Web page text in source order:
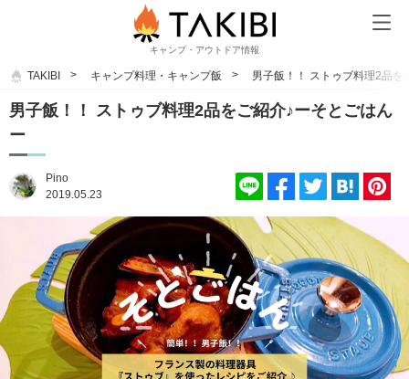
キャンプ・アウトドア情報
TAKIBI キャンプ料理・キャンプ飯 男子飯！！ ストゥブ料理2品を
男子飯！！ ストゥブ料理2品をご紹介♪ーそとごはん
ー
Pino
2019.05.23